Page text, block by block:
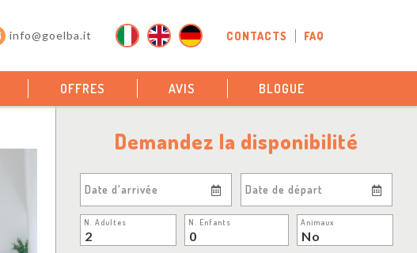
info@goelba.it CONTACTS FAQ
OFFRES AVIS BLOGUE
Demandez la disponibilité
Date d'arrivée Date de départ
N. Adultes N. Enfants Animaux